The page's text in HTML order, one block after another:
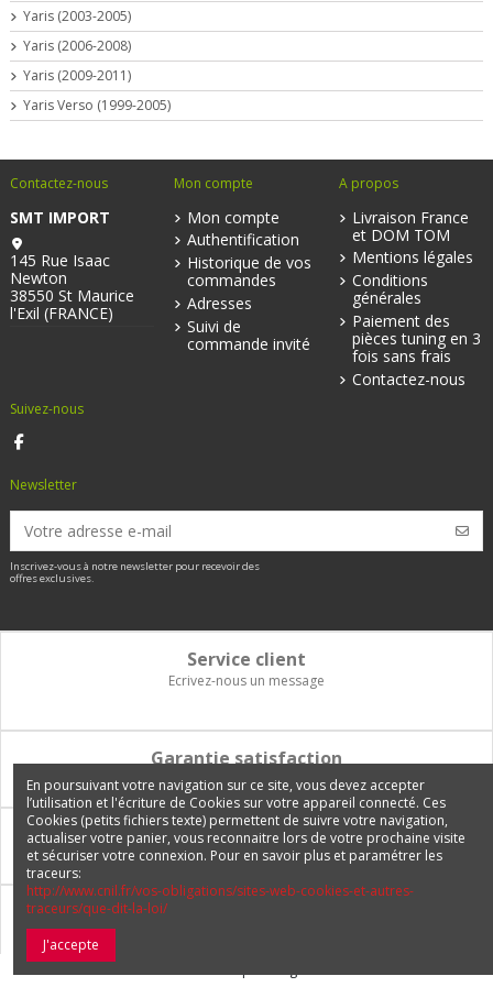
Yaris (2003-2005)
Yaris (2006-2008)
Yaris (2009-2011)
Yaris Verso (1999-2005)
Contactez-nous
SMT IMPORT
145 Rue Isaac
Newton
38550 St Maurice
l'Exil (FRANCE)
Mon compte
Mon compte
Authentification
Historique de vos
commandes
Adresses
Suivi de
commande invité
A propos
Livraison France
et DOM TOM
Mentions légales
Conditions
générales
Paiement des
pièces tuning en 3
fois sans frais
Contactez-nous
Suivez-nous
Newsletter
Inscrivez-vous à notre newsletter pour recevoir des
offres exclusives.
Service client
Ecrivez-nous un message
Garantie satisfaction
Vous disposez de 14 jours pour changer d'avis et être remboursé
Paiement 100% sécurisé
Carte bancaire, PayPal, 3 fois sans frais, virement bancaire
Livraison Internationale
Expédition en France, en Europe et vers tous les DOM-TOM
En poursuivant votre navigation sur ce site, vous devez accepter
l’utilisation et l'écriture de Cookies sur votre appareil connecté. Ces
Cookies (petits fichiers texte) permettent de suivre votre navigation,
actualiser votre panier, vous reconnaitre lors de votre prochaine visite
et sécuriser votre connexion. Pour en savoir plus et paramétrer les
traceurs:
http://www.cnil.fr/vos-obligations/sites-web-cookies-et-autres-
traceurs/que-dit-la-loi/
J'accepte